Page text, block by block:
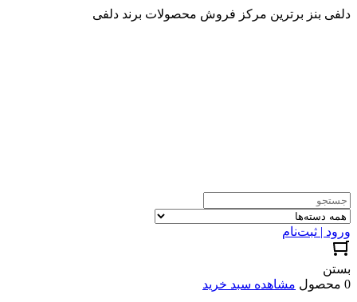
دلفی بنز برترین مرکز فروش محصولات برند دلفی
ورود | ثبت‌نام
بستن
0 محصول
مشاهده سبد خرید